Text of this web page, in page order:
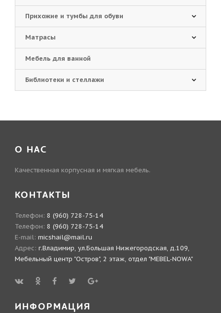
Прихожие и тумбы для обуви
Матрасы
Мебель для ванной
Библиотеки и стеллажи
О НАС
Качественная корпусная и мягкая мебель.
КОНТАКТЫ
Телефон: 8 (960) 728-75-14
Телефон: 8 (960) 728-75-14
E-mail: micshail@mail.ru
Адрес: г.Владимир, ул.Большая Нижегородская, д.109,
Мебельный центр "Остров", 2 этаж, отдел "MEBEL-NOWA"
ИНФОРМАЦИЯ